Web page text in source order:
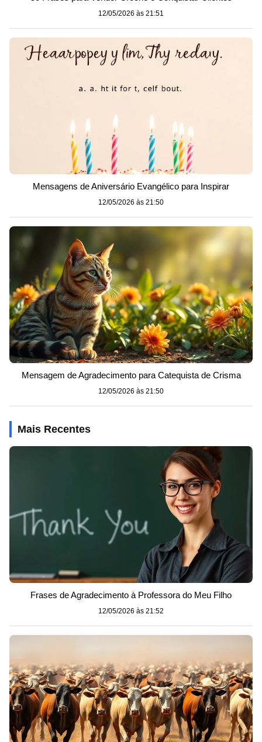
12/05/2026 às 21:51
Mensagens de Aniversário Evangélico para Inspirar
12/05/2026 às 21:50
Mensagem de Agradecimento para Catequista de Crisma
12/05/2026 às 21:50
Mais Recentes
Frases de Agradecimento à Professora do Meu Filho
12/05/2026 às 21:52